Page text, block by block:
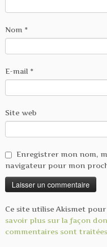
Nom *
E-mail *
Site web
Enregistrer mon nom,
navigateur pour mon
Ce site utilise Akismet
savoir plus sur la façon
commentaires sont traitées